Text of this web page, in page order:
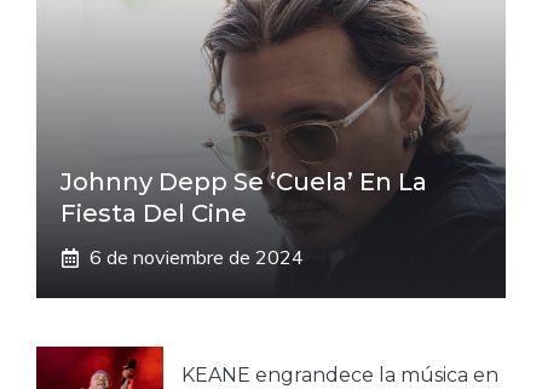
Johnny Depp Se ‘cuela’ En La
Fiesta Del Cine
6 de noviembre de 2024
KEANE engrandece la música en